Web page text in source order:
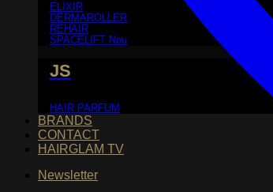
ELIXIR
DERMAROLLER
REHAIR
SPACELIFT
JS
HAIR PARFUM
BRANDS
CONTACT
HAIRGLAM TV
Newsletter